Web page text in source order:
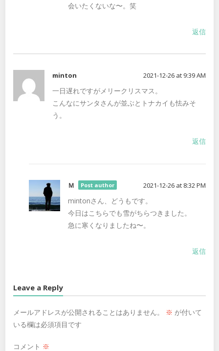
会いたくないな〜。笑
返信
minton 2021-12-26 at 9:39 AM
一日遅れですがメリークリスマス。
こんなにサンタさんが並ぶとトナカイも怯みそ
う。
返信
Ｍ Post author 2021-12-26 at 8:32 PM
mintonさん、どうもです。
今日はこちらでも雪がちらつきました。
急に寒くなりましたね〜。
返信
Leave a Reply
メールアドレスが公開されることはありません。 ※ が付いて
いる欄は必須項目です
コメント ※